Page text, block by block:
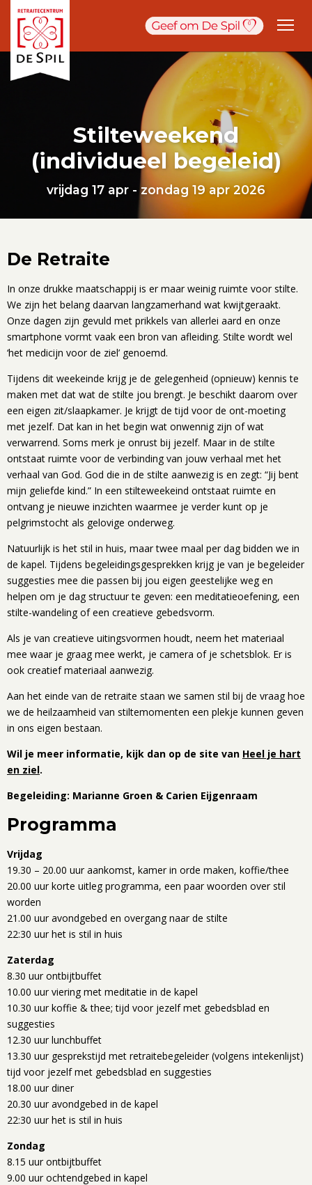
Stilteweekend
(individueel begeleid)
vrijdag 17 apr - zondag 19 apr 2026
De Retraite
In onze drukke maatschappij is er maar weinig ruimte voor stilte.
We zijn het belang daarvan langzamerhand wat kwijtgeraakt.
Onze dagen zijn gevuld met prikkels van allerlei aard en onze
smartphone vormt vaak een bron van afleiding. Stilte wordt wel
‘het medicijn voor de ziel’ genoemd.
Tijdens dit weekeinde krijg je de gelegenheid (opnieuw) kennis te
maken met dat wat de stilte jou brengt. Je beschikt daarom over
een eigen zit/slaapkamer. Je krijgt de tijd voor de ont-moeting
met jezelf. Dat kan in het begin wat onwennig zijn of wat
verwarrend. Soms merk je onrust bij jezelf. Maar in de stilte
ontstaat ruimte voor de verbinding van jouw verhaal met het
verhaal van God. God die in de stilte aanwezig is en zegt: “Jij bent
mijn geliefde kind.” In een stilteweekeind ontstaat ruimte en
ontvang je nieuwe inzichten waarmee je verder kunt op je
pelgrimstocht als gelovige onderweg.
Natuurlijk is het stil in huis, maar twee maal per dag bidden we in
de kapel. Tijdens begeleidingsgesprekken krijg je van je begeleider
suggesties mee die passen bij jou eigen geestelijke weg en
helpen om je dag structuur te geven: een meditatieoefening, een
stilte-wandeling of een creatieve gebedsvorm.
Als je van creatieve uitingsvormen houdt, neem het materiaal
mee waar je graag mee werkt, je camera of je schetsblok. Er is
ook creatief materiaal aanwezig.
Aan het einde van de retraite staan we samen stil bij de vraag hoe
we de heilzaamheid van stiltemomenten een plekje kunnen geven
in ons eigen bestaan.
Wil je meer informatie, kijk dan op de site van Heel je hart
en ziel.
Begeleiding: Marianne Groen & Carien Eijgenraam
Programma
Vrijdag
19.30 – 20.00 uur aankomst, kamer in orde maken, koffie/thee
20.00 uur korte uitleg programma, een paar woorden over stil
worden
21.00 uur avondgebed en overgang naar de stilte
22:30 uur het is stil in huis
Zaterdag
8.30 uur ontbijtbuffet
10.00 uur viering met meditatie in de kapel
10.30 uur koffie & thee; tijd voor jezelf met gebedsblad en
suggesties
12.30 uur lunchbuffet
13.30 uur gesprekstijd met retraitebegeleider (volgens intekenlijst)
tijd voor jezelf met gebedsblad en suggesties
18.00 uur diner
20.30 uur avondgebed in de kapel
22:30 uur het is stil in huis
Zondag
8.15 uur ontbijtbuffet
9.00 uur ochtendgebed in kapel